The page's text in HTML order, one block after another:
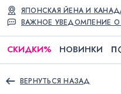
ВАЖНОЕ УВЕДОМЛЕНИЕ О
ЯПОНСКАЯ ЙЕНА И
СКИДКИ% НОВИНКИ П
ВЕРНУТЬСЯ НАЗАД